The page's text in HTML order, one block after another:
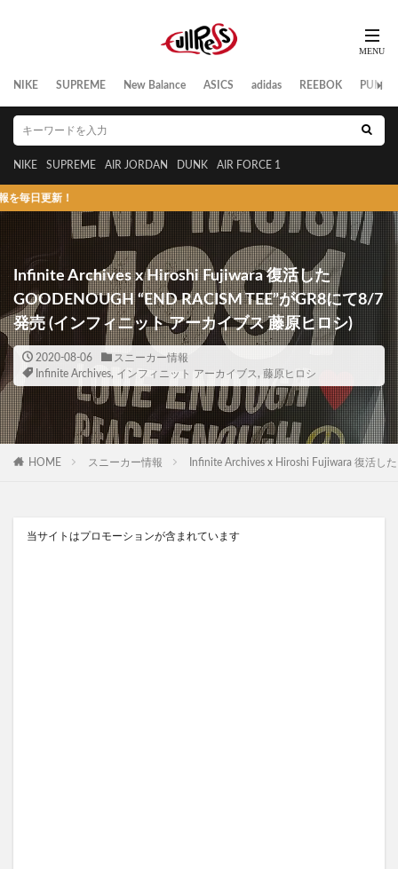
NIKE SUPREME New Balance ASICS adidas REEBOK PUMA
NIKE SUPREME AIR JORDAN DUNK AIR FORCE 1
Infinite Archives x Hiroshi Fujiwara 復活した
GOODENOUGH “END RACISM TEE”がGR8にて8/7
発売 (インフィニット アーカイブス 藤原ヒロシ)
2020-08-06
スニーカー情報
Infinite Archives, インフィニット アーカイブス , 藤原ヒロシ
HOME スニーカー情報 Infinite Archives x Hiroshi Fujiwara 復活し
当サイトはプロモーションが含まれています